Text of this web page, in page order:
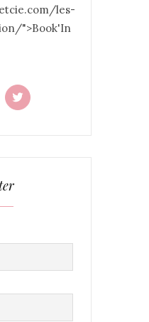
les-
">Book'In